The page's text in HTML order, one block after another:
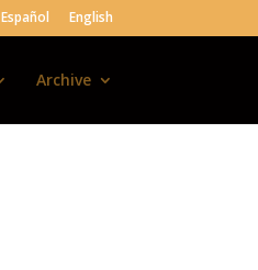
Español English
Archive